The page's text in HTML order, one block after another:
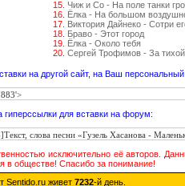
15. Чиж и Со - На поле танки
16. Ёлка - На большом
17. Виктория Дайнеко - Сотри
18. Браво - Этот город
19. Ёлка - Около тебя
20. Сергей Трофимов - За
на другой сайт, на Ваш
гиперссылки для вставки на форум:
исключительно её авторов.
в обществе! Спасибо за понимание!
Sentido.ru живет 7232-й день.